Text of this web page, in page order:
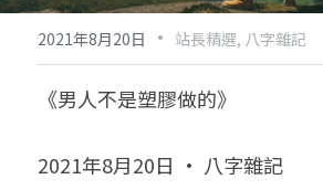
後天派陽宅
黃金會員專區
八字雜記
試閱專區
Podcast聽書
線上學苑
2021年8月20日 · 站長精選, 八字雜記
《男人不是塑膠做的》
2021年8月20日 · 八字雜記
八字線上批命